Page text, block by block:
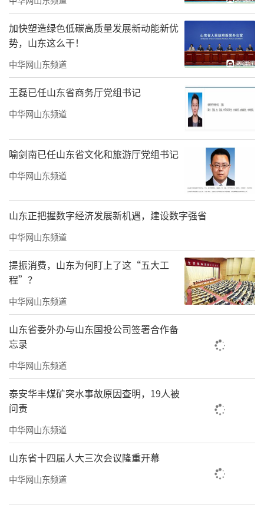
物业卓越企业家”荣誉，住宅事业部总经理张
岩春荣获“2024中国物业优秀区域总经理”荣
誉，银丰国际生物城项目刘宗禹荣获“2024中
国物业感动人物”荣誉。
银丰物业集团总裁黄永炜（右八）
银丰物业集团住宅事业部总经理张岩春（左二）
加快塑造绿色低碳高质量发展新动能新优
势，山东这么干！
中华网山东频道
王磊已任山东省商务厅党组书记
中华网山东频道
喻剑南已任山东省文化和旅游厅党组书记
中华网山东频道
山东正把握数字经济发展新机遇，建设数字强省
中华网山东频道
提振消费，山东为何盯上了这“五大工
程”？
中华网山东频道
山东省委外办与山东国投公司签署合作备
忘录
中华网山东频道
泰安华丰煤矿突水事故原因查明，19人被
问责
中华网山东频道
山东省十四届人大三次会议隆重开幕
中华网山东频道